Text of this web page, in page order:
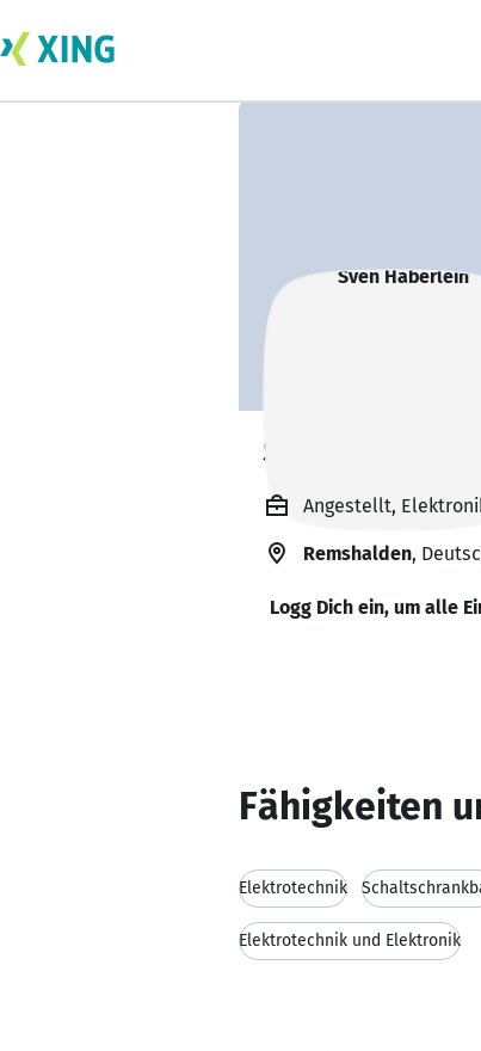
Sven Häberlein
Angestellt,
Remshalden,
Logg Dich ein, um alle
Fähigkeiten
Elektrotechnik
Elektrotechnik und Elektronik